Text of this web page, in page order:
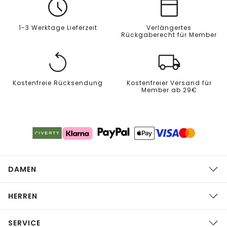
1-3 Werktage Lieferzeit
Verlängertes
Rückgaberecht für Member
Kostenfreie Rücksendung
Kostenfreier Versand für
Member ab 29€
DAMEN
HERREN
SERVICE